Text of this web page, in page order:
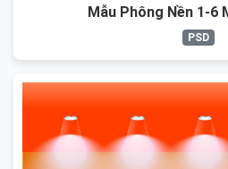
Mẫu Phông Nền 1-6
PSD